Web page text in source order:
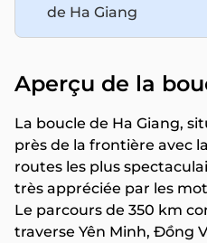
de Ha Giang
Aperçu de la
La boucle de Ha Giang,
près de la frontière avec
routes les plus
très appréciée par les
Le parcours de 350 km
traverse Yên Minh, Đồng